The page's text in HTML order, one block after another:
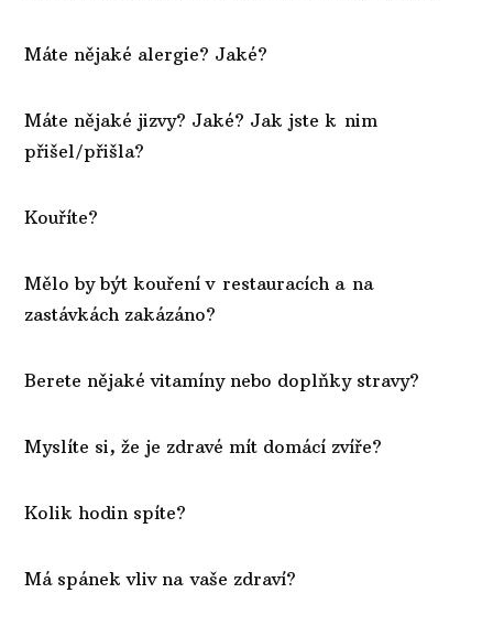
Máte nějaké alergie? Jaké?
Máte nějaké jizvy? Jaké? Jak jste k nim
přišel/přišla?
Kouříte?
Mělo by být kouření v restauracích a na
zastávkách zakázáno?
Berete nějaké vitamíny nebo doplňky stravy?
Myslíte si, že je zdravé mít domácí zvíře?
Kolik hodin spíte?
Má spánek vliv na vaše zdraví?